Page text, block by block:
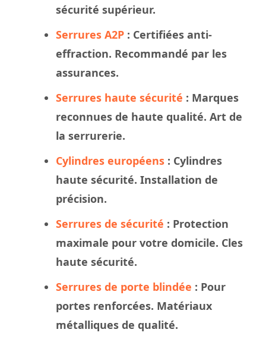
sécurité supérieur.
Serrures A2P : Certifiées anti-
effraction. Recommandé par les
assurances.
Serrures haute sécurité : Marques
reconnues de haute qualité. Art de
la serrurerie.
Cylindres européens : Cylindres
haute sécurité. Installation de
précision.
Serrures de sécurité : Protection
maximale pour votre domicile. Cles
haute sécurité.
Serrures de porte blindée : Pour
portes renforcées. Matériaux
métalliques de qualité.